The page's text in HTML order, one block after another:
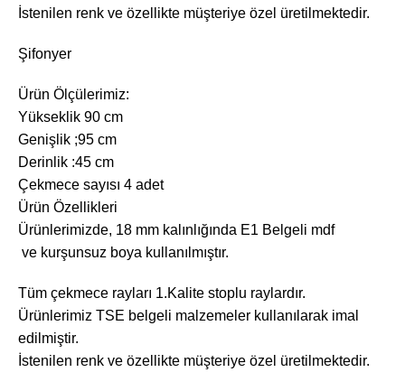
İstenilen renk ve özellikte müşteriye özel üretilmektedir.
Şifonyer
Ürün Ölçülerimiz:
Yükseklik 90 cm
Genişlik ;95 cm
Derinlik :45 cm
Çekmece sayısı 4 adet
Ürün Özellikleri
Ürünlerimizde, 18 mm kalınlığında E1 Belgeli mdf
ve kurşunsuz boya kullanılmıştır.
Tüm çekmece rayları 1.Kalite stoplu raylardır.
Ürünlerimiz TSE belgeli malzemeler kullanılarak imal
edilmiştir.
İstenilen renk ve özellikte müşteriye özel üretilmektedir.